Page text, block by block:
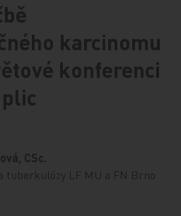
karcinomu
konferenci
CSc.
tuberkulózy LF MU a FN Brno